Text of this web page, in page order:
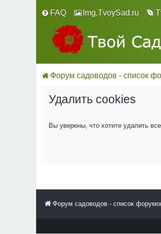
FAQ Img.TvoySad.ru
Форум садоводов - список
Удалить cookies
Вы уверены, что хотите удалить
Форум садоводов - список